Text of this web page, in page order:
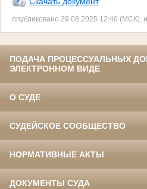
опубликовано 29.08.2025 12:46 (МСК),
ПОДАЧА ПРОЦЕССУАЛЬНЫХ
ЭЛЕКТРОННОМ ВИДЕ
О СУДЕ
СУДЕЙСКОЕ СООБЩЕСТВО
НОРМАТИВНЫЕ АКТЫ
ДОКУМЕНТЫ СУДА